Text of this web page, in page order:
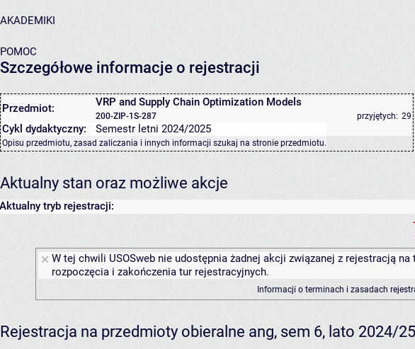
AKADEMIKI
POMOC
Szczegółowe informacje o rejestracji
Przedmiot: VRP and Supply Chain Optimization Models
200-ZIP-1S-287 przyjętych: 29
Cykl dydaktyczny: Semestr letni 2024/2025
Opisu przedmiotu, zasad zaliczania i innych informacji szukaj na stronie przedmiotu.
Aktualny stan oraz możliwe akcje
Aktualny tryb rejestracji:
W tej chwili USOSweb nie udostępnia żadnej akcji związanej z rejestracją
rozpoczęcia i zakończenia tur rejestracyjnych.
Informacji o terminach i zasadach
Rejestracja na przedmioty obieralne ang, sem 6, lato 2024/